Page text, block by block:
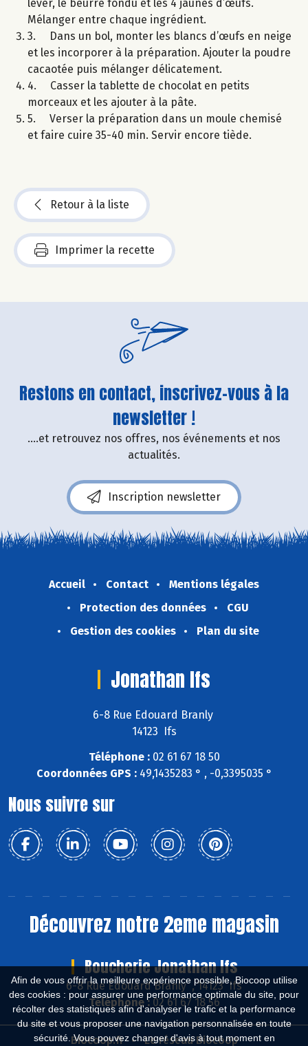
Afin de vous offrir la meilleure expérience possible, Biocoop utilise
des cookies : pour assurer une performance optimale du site, pour
récolter des statistiques afin d'analyser le trafic et la performance
du site et vous proposer une navigation personnalisée en toute
sécurité. Vous pouvez changer d'avis à tout moment en
lever, le beurre fondu et les 4 jaunes d’œufs.
Mélanger entre chaque ingrédient.
3. Dans un bol, monter les blancs d’œufs en neige
et les incorporer à la préparation. Ajouter la poudre
cacaotée puis mélanger délicatement.
4. Casser la tablette de chocolat en petits
morceaux et les ajouter à la pâte.
5. Verser la préparation dans un moule chemisé
et faire cuire 35-40 min. Servir encore tiède.
Retour à la liste
Imprimer la recette
Restons en contact, inscrivez-vous à la
newsletter !
....et retrouvez nos offres, nos événements et nos
actualités.
Inscription newsletter
Accueil Contact
Mentions légales
Protection des données
CGU
Gestion des cookies
Plan du site
Jonathan Ifs
6-8 Rue Edouard Branly
14123 Ifs
Téléphone :02 61 67 18 50
Coordonnées GPS :49,1435283 ° , -0,3395035 °
Nous suivre sur
Découvrez notre 2eme magasin
Boucherie Jonathan Ifs
6-8 Rue Edouard Branly , 14123 Ifs
Téléphone :02 61 67 18 56
Biocoop.fr Le réseau Biocoop